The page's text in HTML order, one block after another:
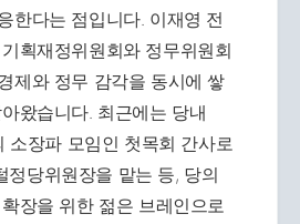
한다는 점입니다. 이재영 전
획재정위원회와 정무위원회
제와 정무 감각을 동시에 쌓
왔습니다. 최근에는 당내
소장파 모임인 첫목회 간사로
정당위원장을 맡는 등, 당의
장을 위한 젊은 브레인으로